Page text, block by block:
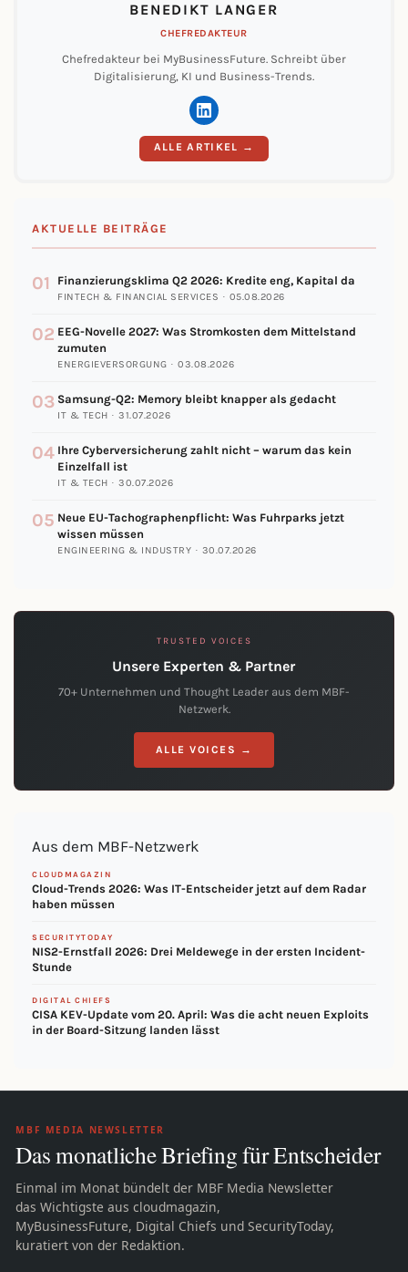
BENEDIKT LANGER
CHEFREDAKTEUR
Chefredakteur bei MyBusinessFuture. Schreibt über
Digitalisierung, KI und Business-Trends.
ALLE ARTIKEL →
AKTUELLE BEITRÄGE
01 Finanzierungsklima Q2 2026: Kredite eng, Kapital da
FINTECH & FINANCIAL SERVICES · 05.08.2026
02 EEG-Novelle 2027: Was Stromkosten dem Mittelstand
zumuten
ENERGIEVERSORGUNG · 03.08.2026
03 Samsung-Q2: Memory bleibt knapper als gedacht
IT & TECH · 31.07.2026
04 Ihre Cyberversicherung zahlt nicht – warum das kein
Einzelfall ist
IT & TECH · 30.07.2026
05 Neue EU-Tachographenpflicht: Was Fuhrparks jetzt
wissen müssen
ENGINEERING & INDUSTRY · 30.07.2026
TRUSTED VOICES
Unsere Experten & Partner
70+ Unternehmen und Thought Leader aus dem MBF-
Netzwerk.
ALLE VOICES →
Aus dem MBF-Netzwerk
CLOUDMAGAZIN
Cloud-Trends 2026: Was IT-Entscheider jetzt auf dem Radar
haben müssen
SECURITYTODAY
NIS2-Ernstfall 2026: Drei Meldewege in der ersten Incident-
Stunde
DIGITAL CHIEFS
CISA KEV-Update vom 20. April: Was die acht neuen Exploits
in der Board-Sitzung landen lässt
MBF MEDIA NEWSLETTER
Das monatliche Briefing für Entscheider
Einmal im Monat bündelt der MBF Media Newsletter
das Wichtigste aus cloudmagazin,
MyBusinessFuture, Digital Chiefs und SecurityToday,
kuratiert von der Redaktion.